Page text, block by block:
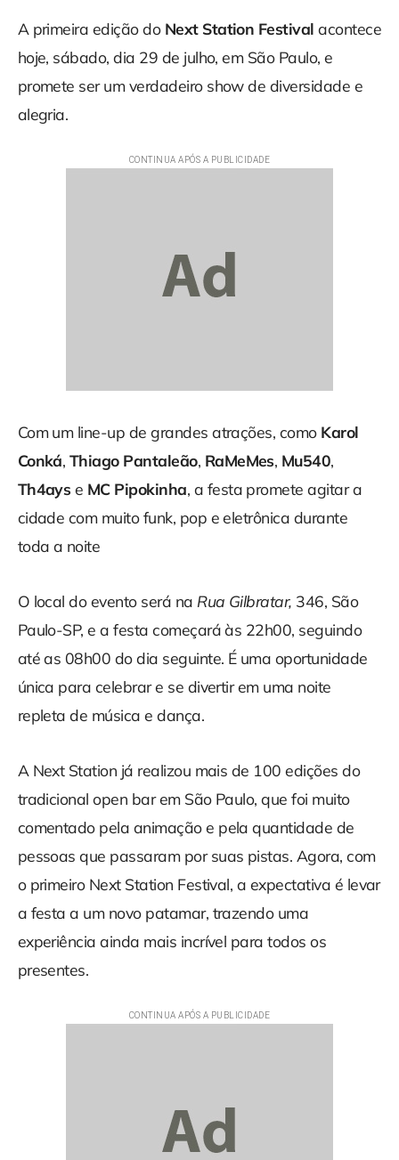
A primeira edição do Next Station Festival acontece
hoje, sábado, dia 29 de julho, em São Paulo, e
promete ser um verdadeiro show de diversidade e
alegria.
Com um line-up de grandes atrações, como Karol
Conká, Thiago Pantaleão, RaMeMes, Mu540,
Th4ays e MC Pipokinha, a festa promete agitar a
cidade com muito funk, pop e eletrônica durante
toda a noite
O local do evento será na Rua Gilbratar, 346, São
Paulo-SP, e a festa começará às 22h00, seguindo
até as 08h00 do dia seguinte. É uma oportunidade
única para celebrar e se divertir em uma noite
repleta de música e dança.
A Next Station já realizou mais de 100 edições do
tradicional open bar em São Paulo, que foi muito
comentado pela animação e pela quantidade de
pessoas que passaram por suas pistas. Agora, com
o primeiro Next Station Festival, a expectativa é levar
a festa a um novo patamar, trazendo uma
experiência ainda mais incrível para todos os
presentes.